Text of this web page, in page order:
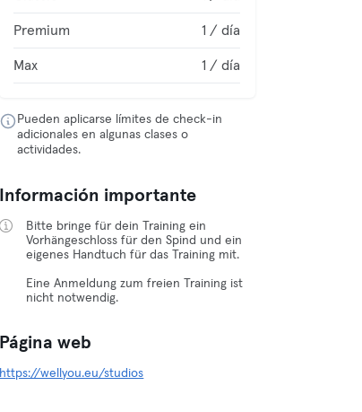
Premium 1 / día
Max 1 / día
Pueden aplicarse límites de check-in
adicionales en algunas clases o
actividades.
Información importante
Bitte bringe für dein Training ein
Vorhängeschloss für den Spind und ein
eigenes Handtuch für das Training mit.
Eine Anmeldung zum freien Training ist
nicht notwendig.
Página web
https://wellyou.eu/studios